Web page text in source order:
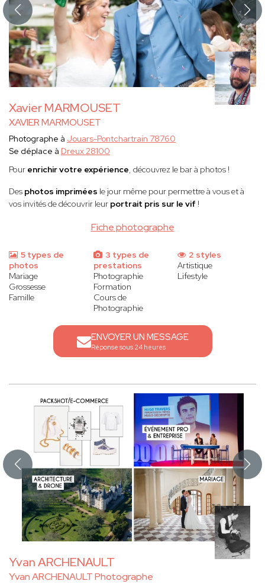
Xavier MARMOUSET
XAVIER MARMOUSET
Fiche photographe
Photographe à Jouars-Pontchartrain 78760
Se déplace à Dreux 28100
Pour enrichir votre expérience, découvrez le bar à photos !
Des photos imprimées le jour même pour permettre à vous et à
vos invités de découvrir leur portrait pris sur le vif !
5 types de
photos
Mariage
Grossesse
Famille
3 types de
prestations
Photographie
Formation
Cours de
Photographie
2 styles
Artistique
Lifestyle
ENVOYER UN MESSAGE
Réponse sous 24 heures
Yvan ARCHENAULT
Yvan ARCHENAULT Photographe